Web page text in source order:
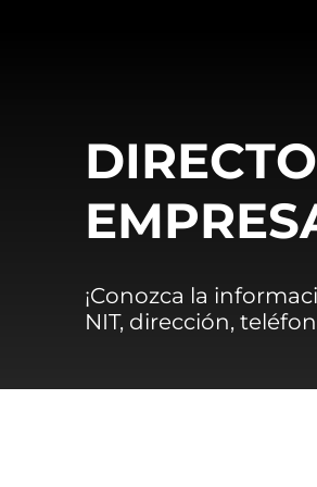
¡Conozca la
NIT, dirección,